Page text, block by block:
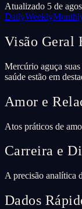
Atualizado 5 de
DailyWeekly
Visão Geral
Mercúrio aguça
saúde estão em
Amor e
Atos práticos de
Carreira e
A precisão analítica
Dados